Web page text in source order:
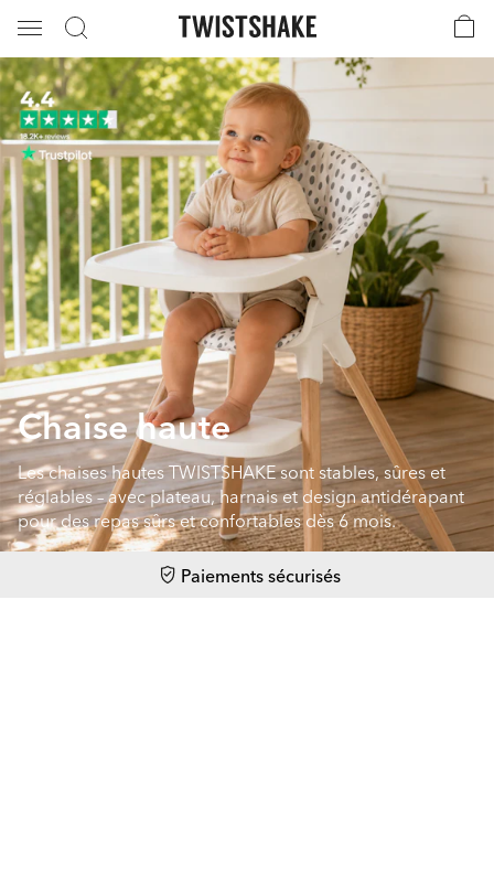
Chaise haute
Les chaises hautes TWISTSHAKE sont stables, sûres et
réglables – avec plateau, harnais et design antidérapant
pour des repas sûrs et confortables dès 6 mois.
Paiements sécurisés